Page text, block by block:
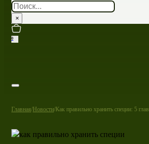
Поиск
×
0
Главная/Новости/Как правильно хранить специи: 5